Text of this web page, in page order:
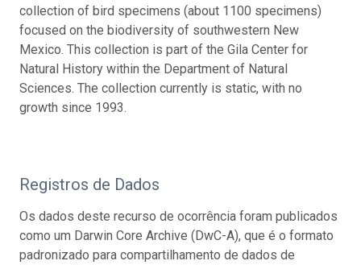
collection of bird specimens (about 1100 specimens)
focused on the biodiversity of southwestern New
Mexico. This collection is part of the Gila Center for
Natural History within the Department of Natural
Sciences. The collection currently is static, with no
growth since 1993.
Registros de Dados
Os dados deste recurso de ocorrência foram publicados
como um Darwin Core Archive (DwC-A), que é o formato
padronizado para compartilhamento de dados de